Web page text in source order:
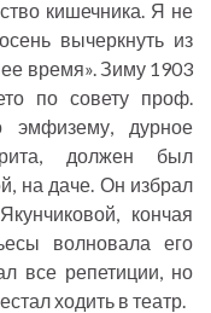
кишечника. Я не
вычеркнуть из
время». Зиму 1903
по совету проф.
эмфизему, дурное
должен был
на даче. Он избрал
кончая
волновала его
все репетиции, но
ходить в театр.